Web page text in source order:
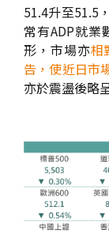
51.4升至51.5
常有ADP就
形，市場亦相
告，使近日市
亦於震盪後略